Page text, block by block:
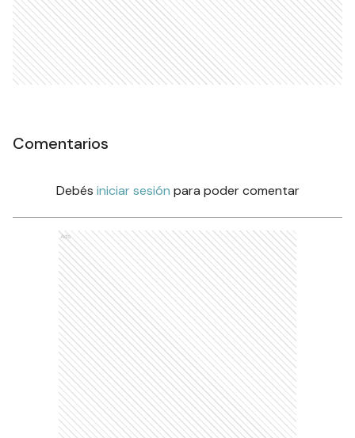
Comentarios
Debés iniciar sesión para poder comentar
Ads